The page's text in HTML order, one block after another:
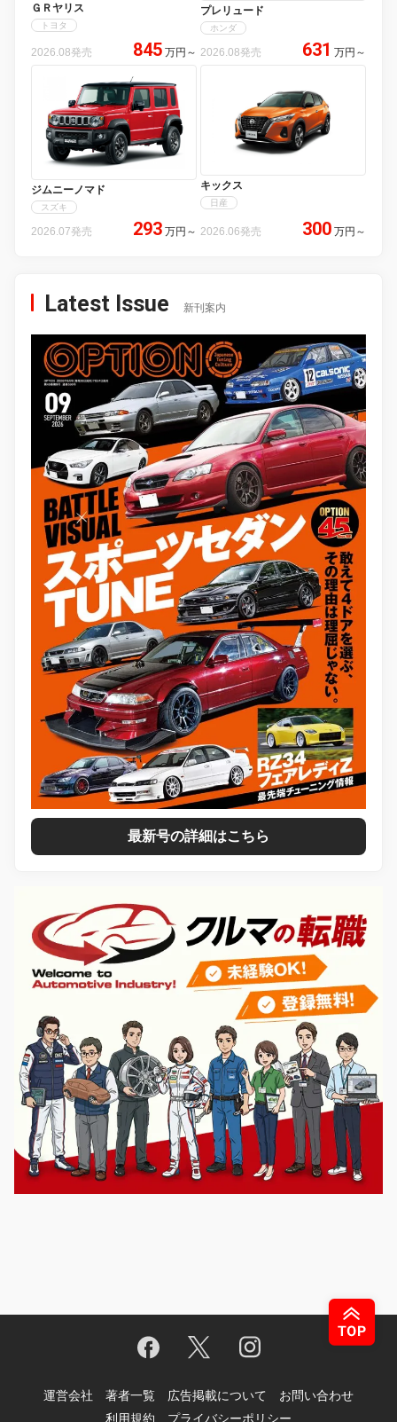
ＧＲヤリス
トヨタ
2026.08発売 845 万円 ～
プレリュード
ホンダ
2026.08発売 631 万円 ～
ジムニーノマド
スズキ
2026.07発売 293 万円 ～
キックス
日産
2026.06発売 300 万円 ～
Latest Issue 新刊案内
最新号の詳細はこちら
運営会社 著者一覧 広告掲載について
お問い合わせ
利用規約
プライバシーポリシー